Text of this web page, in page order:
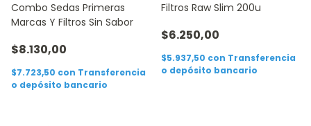
Combo Sedas Primeras
Marcas Y Filtros Sin Sabor
$8.130,00
$7.723,50 con Transferencia
o depósito bancario
Filtros Raw Slim 200u
$6.250,00
$5.937,50 con Transferencia
o depósito bancario